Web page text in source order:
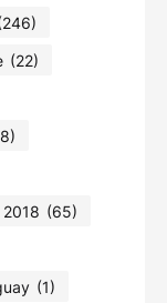
(22)
2018 (65)
(1)